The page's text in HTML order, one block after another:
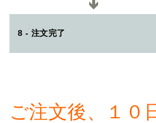
8 - 注文完了
ご注文後、１０